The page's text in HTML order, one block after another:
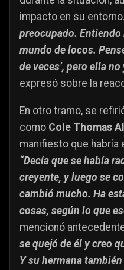
impacto en su entorno.
preocupado.
mundo de locos.
de veces’, pero ella
expresó sobre la
En otro tramo, se
como Cole Thomas
manifiesto que habría
“Decía que se había
creyente, y luego se
cambió mucho. Ha
cosas, según lo que
mencionó
se quejó de él y creo
Y su hermana